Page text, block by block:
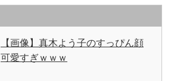
【画像】真木よう子のすっぴん顔
可愛すぎｗｗｗ